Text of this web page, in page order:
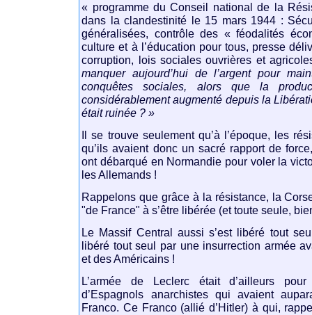
« programme du Conseil national de la
dans la clandestinité le 15 mars 1944 :
généralisées, contrôle des « féodalités
culture et à l’éducation pour tous, presse
corruption, lois sociales ouvrières et
manquer aujourd’hui de l’argent pour
conquêtes sociales, alors que la
considérablement augmenté depuis la
était ruinée ? »
Il se trouve seulement qu’à l’époque, les
qu’ils avaient donc un sacré rapport de
ont débarqué en Normandie pour voler la
les Allemands !
Rappelons que grâce à la résistance, la
"de France" à s’être libérée (et toute seule,
Le Massif Central aussi s’est libéré tout
libéré tout seul par une insurrection armée
et des Américains !
L’armée de Leclerc était d’ailleurs pour
d’Espagnols anarchistes qui avaient
Franco. Ce Franco (allié d’Hitler) à qui,